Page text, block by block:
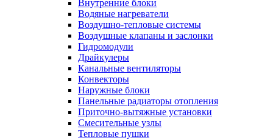
Внутренние блоки
Водяные нагреватели
Воздушно-тепловые системы
Воздушные клапаны и заслонки
Гидромодули
Драйкулеры
Канальные вентиляторы
Конвекторы
Наружные блоки
Панельные радиаторы отопления
Приточно-вытяжные установки
Смесительные узлы
Тепловые пушки